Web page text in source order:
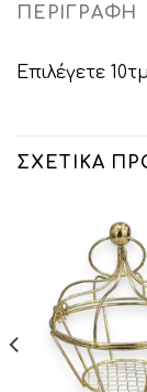
ΠΕΡΙΓΡΑΦΉ
Επιλέγετε
ΣΧΕΤΙΚΆ